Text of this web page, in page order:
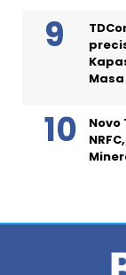
Novo